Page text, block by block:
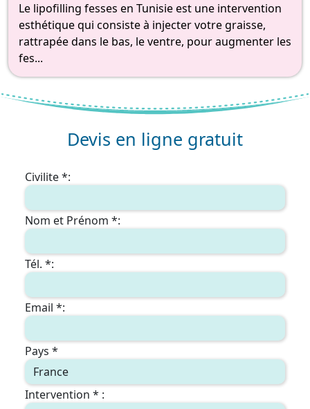
Le lipofilling fesses en Tunisie est une intervention
esthétique qui consiste à injecter votre graisse,
rattrapée dans le bas, le ventre, pour augmenter les
fes...
Devis en ligne gratuit
Civilite *:
Nom et Prénom *:
Tél. *:
Email *:
Pays *
Intervention * :